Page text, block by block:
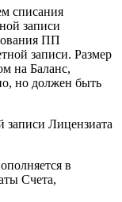
списания
записи
ПП
записи. Размер
на Баланс,
но должен быть
записи Лицензиата
в
Счета,